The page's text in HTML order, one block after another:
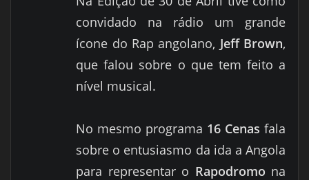
convidado na rádio um grande
ícone do Rap angolano, Jeff Brown,
que falou sobre o que tem feito a
nível musical.
No mesmo programa 16 Cenas fala
sobre o entusiasmo da ida a Angola
para representar o Rapodromo na